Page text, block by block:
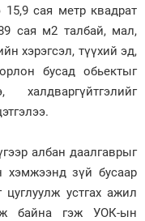
сая метр квадрат
сая м2 талбай, мал,
хэрэгсэл, түүхий эд,
бусад обьектыг
албан даалгаврыг
хэмжээнд зүй бусаар
устгах ажил
байна гэж УОК-ын